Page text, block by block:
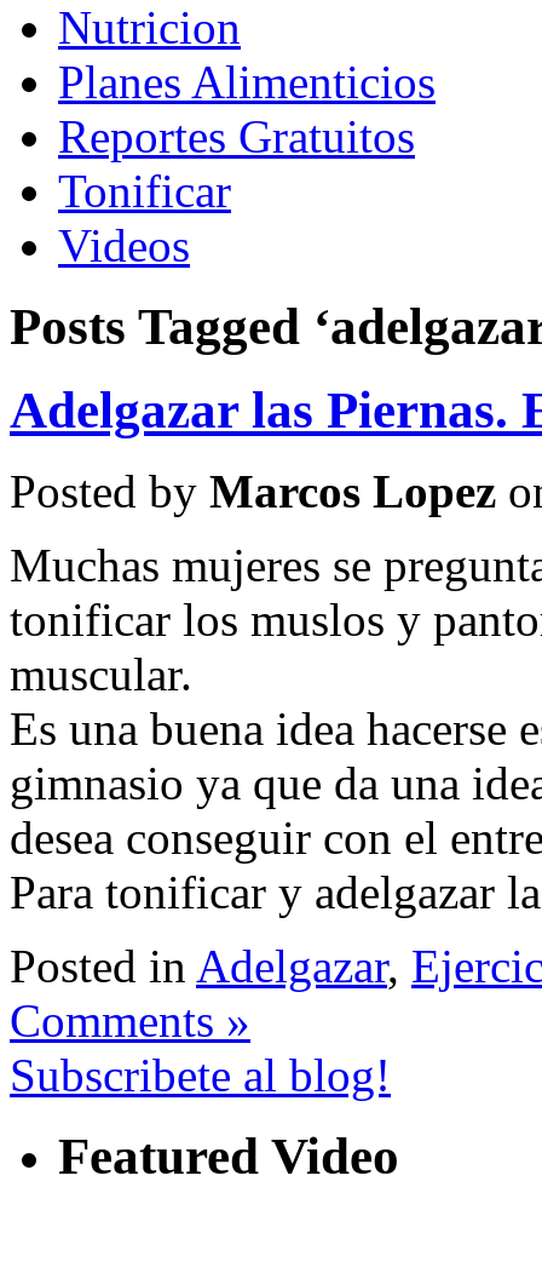
Nutricion
Planes Alimenticios
Reportes Gratuitos
Tonificar
Videos
Posts Tagged
Adelgazar las Piernas.
Posted by Marcos Lopez
Muchas mujeres se
tonificar los muslos y
muscular.
Es una buena idea hacerse
gimnasio ya que da una
desea conseguir con el
Para tonificar y adelgazar
Posted in Adelgazar,
Comments »
Subscribete al blog!
Featured Video